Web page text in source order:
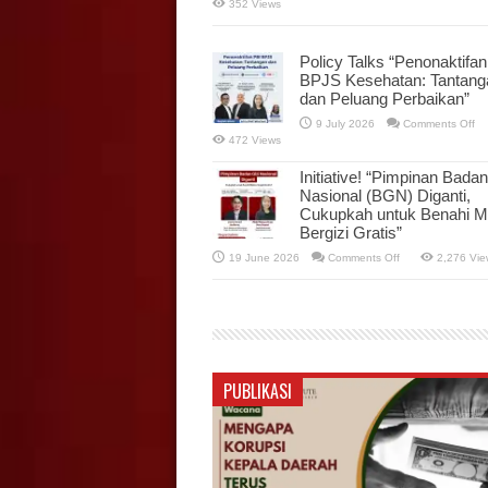
352 Views
Policy Talks
BPJS Kesehatan:
dan Peluang Perbaikan”
9 July 2026 Comments Offon
472 Views
Initiative! “Pimpinan
Nasional (BGN) Diganti,
Cukupkah untuk Benahi
Bergizi Gratis”
19 June 2026 Comments Offon
(BGN)
Diganti,
Benahi
Makan
Bergizi
Gratis”
2,276
PUBLIKASI